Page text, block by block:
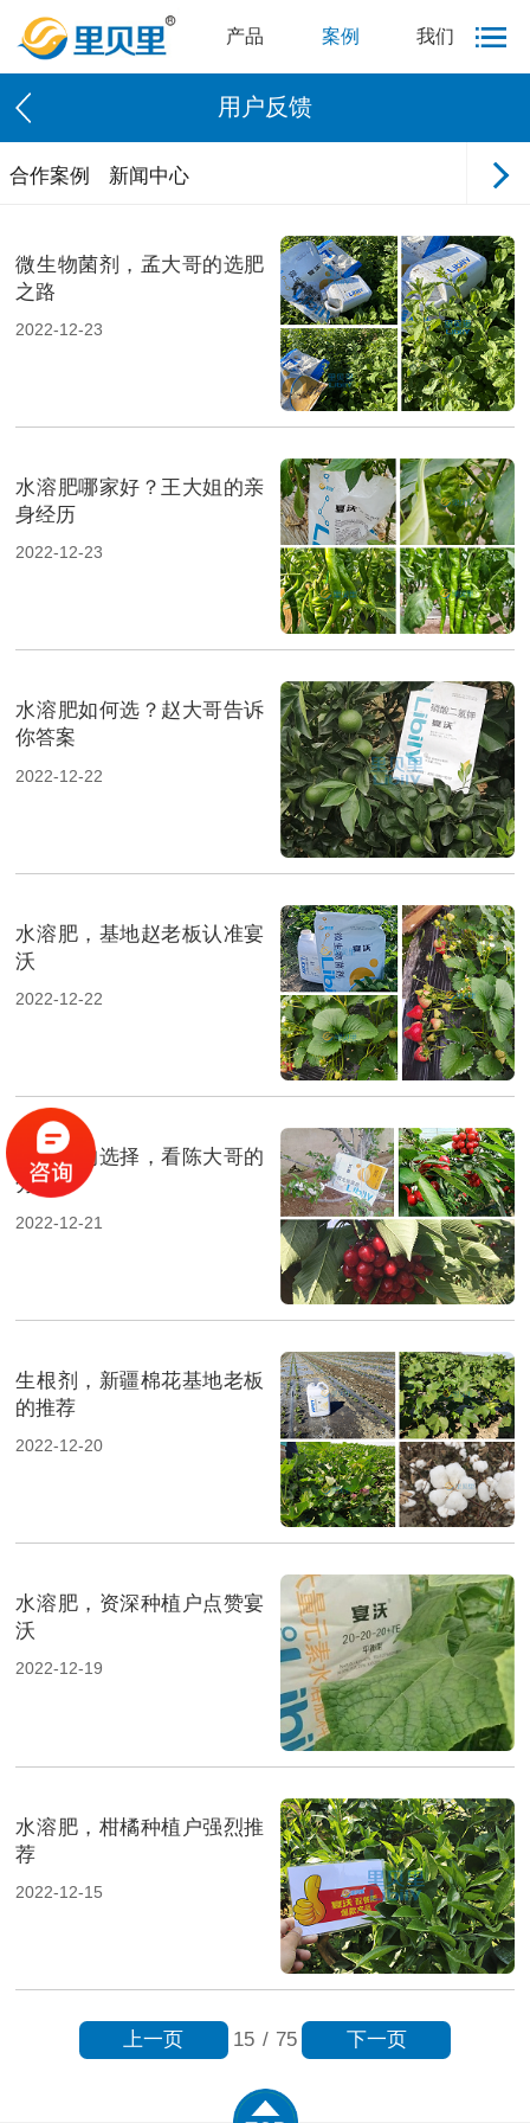
产品 案例 我们
用户反馈
合作案例 新闻中心
微生物菌剂，孟大哥的选肥
之路
2022-12-23
水溶肥哪家好？王大姐的亲
身经历
2022-12-23
水溶肥如何选？赵大哥告诉
你答案
2022-12-22
水溶肥，基地赵老板认准宴
沃
2022-12-22
水溶肥的选择，看陈大哥的
分享
2022-12-21
生根剂，新疆棉花基地老板
的推荐
2022-12-20
水溶肥，资深种植户点赞宴
沃
2022-12-19
水溶肥，柑橘种植户强烈推
荐
2022-12-15
15 / 75
上一页 下一页